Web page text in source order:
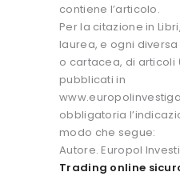
contiene l’articolo.
Per la citazione in
laurea, e ogni
o cartacea, di articoli
pubblicati in
obbligatoria
modo che segue:
Autore. Europol
Trading online